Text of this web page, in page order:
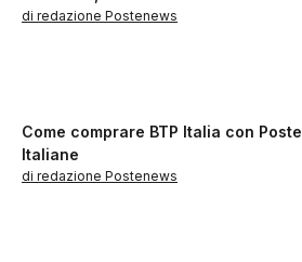
di redazione Postenews
Come comprare BTP Italia con Poste
Italiane
di redazione Postenews